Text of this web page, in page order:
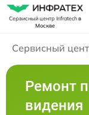
Сервисный центр Infratechв
Москве
Сервисный
Ремонт
видения